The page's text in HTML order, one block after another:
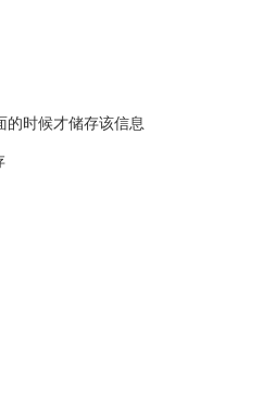
时候才储存该信息